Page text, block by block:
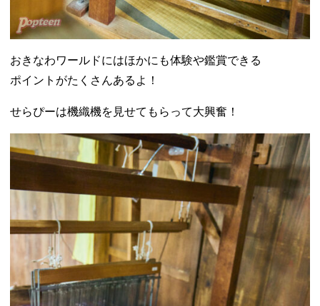
おきなわワールドにはほかにも体験や鑑賞できる
ポイントがたくさんあるよ！
せらぴーは機織機を見せてもらって大興奮！